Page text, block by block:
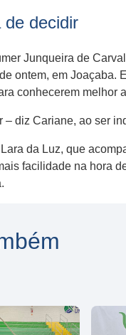
de decidir
Junqueira de
ontem, em Joaçaba.
conhecerem melhor
– diz Cariane, ao ser
da Luz, que
facilidade na hora